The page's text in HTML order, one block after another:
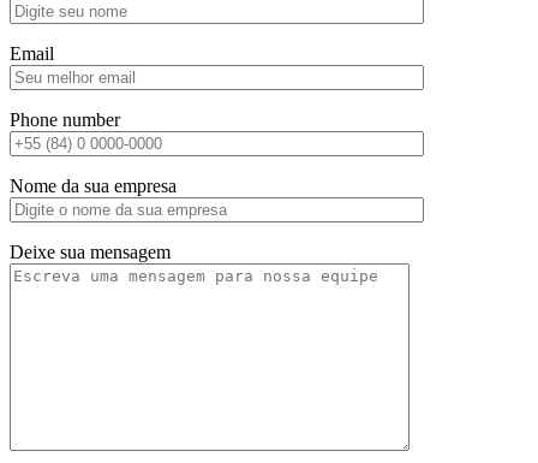
Email
Phone number
Nome da sua empresa
Deixe sua mensagem